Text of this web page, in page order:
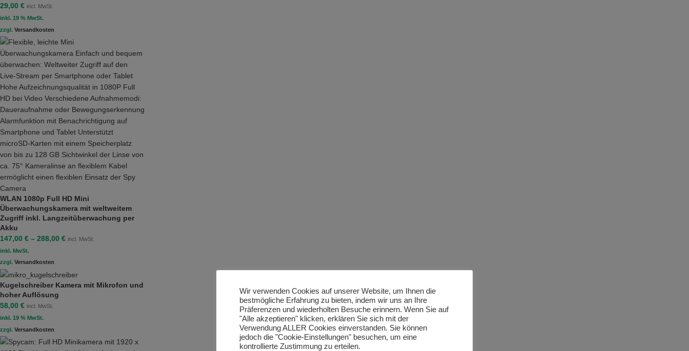
29,00 € incl. MwSt.
inkl. 19 % MwSt.
zzgl. Versandkosten
WLAN 1080p Full HD Mini
Überwachungskamera mit weltweitem
Zugriff inkl. Langzeitüberwachung per
Akku
147,00 € – 288,00 € incl. MwSt.
inkl. MwSt.
zzgl. Versandkosten
Kugelschreiber Kamera mit Mikrofon und
hoher Auflösung
58,00 € incl. MwSt.
inkl. 19 % MwSt.
zzgl. Versandkosten
Wir verwenden Cookies auf unserer Website, um Ihnen die
bestmögliche Erfahrung zu bieten, indem wir uns an Ihre
Präferenzen und wiederholten Besuche erinnern. Wenn Sie auf
"Alle akzeptieren" klicken, erklären Sie sich mit der
Verwendung ALLER Cookies einverstanden. Sie können
jedoch die "Cookie-Einstellungen" besuchen, um eine
kontrollierte Zustimmung zu erteilen.